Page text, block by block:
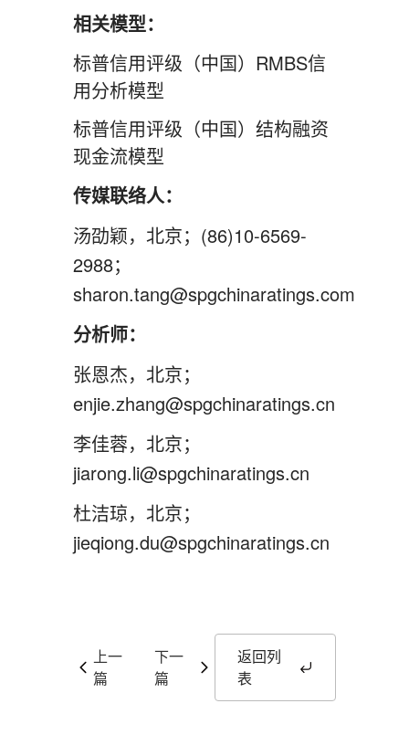
相关模型：
标普信用评级（中国）RMBS信
用分析模型
标普信用评级（中国）结构融资
现金流模型
传媒联络人：
汤劭颖，北京；(86)10-6569-
2988；
sharon.tang@spgchinaratings.com
分析师：
张恩杰，北京；
enjie.zhang@spgchinaratings.cn
李佳蓉，北京；
jiarong.li@spgchinaratings.cn
杜洁琼，北京；
jieqiong.du@spgchinaratings.cn
上一
篇
下一
篇
返回列
表